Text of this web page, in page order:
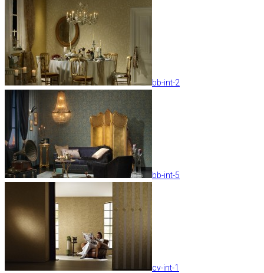
bb-int-2
bb-int-5
cv-int-1